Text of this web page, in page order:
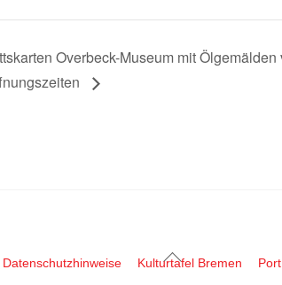
Overbeck-Museum mit
Back
Datenschutzhinweise Kulturtafel Bremen